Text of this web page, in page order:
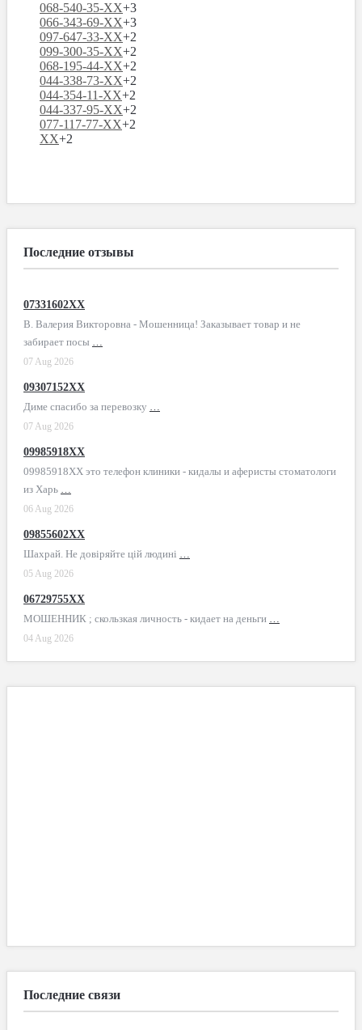
068-540-35-XX+3
066-343-69-XX+3
097-647-33-XX+2
099-300-35-XX+2
068-195-44-XX+2
044-338-73-XX+2
044-354-11-XX+2
044-337-95-XX+2
077-117-77-XX+2
XX+2
Последние отзывы
07331602XX
В. Валерия Викторовна - Мошенница! Заказывает товар и не
забирает посы …
07 Aug 2026
09307152XX
Диме спасибо за перевозку …
07 Aug 2026
09985918XX
09985918XX это телефон клиники - кидалы и аферисты стоматологи
из Харь …
06 Aug 2026
09855602XX
Шахрай. Не довіряйте цій людині …
05 Aug 2026
06729755XX
МОШЕННИК ; скользкая личность - кидает на деньги …
04 Aug 2026
Последние связи